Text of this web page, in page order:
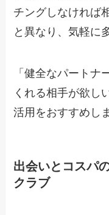
チングしなければ
と異なり、気軽に
「健全なパートナ
くれる相手が欲し
活用をおすすめし
出会いとコスパ
クラブ